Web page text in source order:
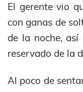
El gerente vio
con ganas de
de la noche,
reservado de la
Al poco de